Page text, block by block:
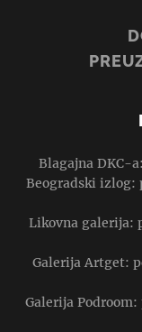
Blagajna DKC-
Beogradski izlog:
Likovna galerija:
Galerija Artget:
Galerija